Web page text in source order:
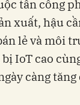
tấn công
xuất, hậu
lẻ và môi
IoT cao
càng